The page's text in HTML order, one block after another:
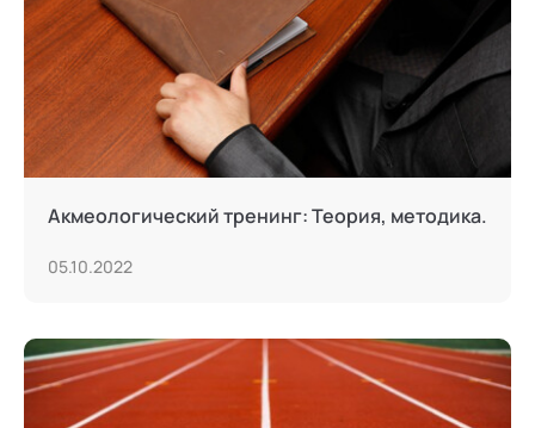
Акмеологический тренинг: Теория, методика.
05.10.2022